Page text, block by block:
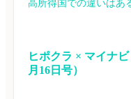
高所得国での違いはあ
ヒポクラ × マイナ
月16日号）